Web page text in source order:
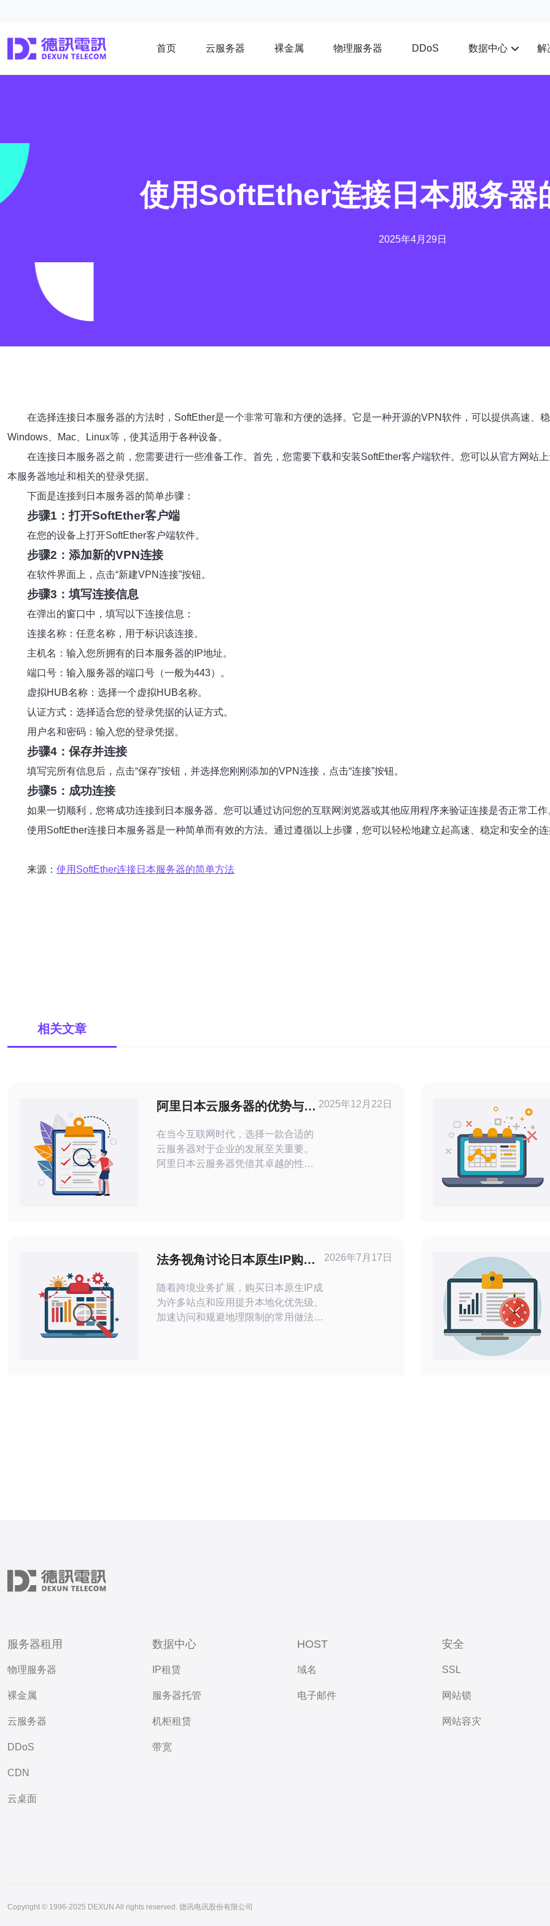
首页 云服务器 裸金属 物理服务器 DDoS 数据中心 解
使用SoftEther连接日本服务器
2025年4月29日
在选择连接日本服务器的方法时，SoftEther是一个非常可靠和方便的选择。它是一种开源的VPN软件，可以提供高速、
Windows、Mac、Linux等，使其适用于各种设备。
在连接日本服务器之前，您需要进行一些准备工作。首先，您需要下载和安装SoftEther客户端软件。您可以从官方网站
本服务器地址和相关的登录凭据。
下面是连接到日本服务器的简单步骤：
步骤1：打开SoftEther客户端
在您的设备上打开SoftEther客户端软件。
步骤2：添加新的VPN连接
在软件界面上，点击“新建VPN连接”按钮。
步骤3：填写连接信息
在弹出的窗口中，填写以下连接信息：
连接名称：任意名称，用于标识该连接。
主机名：输入您所拥有的日本服务器的IP地址。
端口号：输入服务器的端口号（一般为443）。
虚拟HUB名称：选择一个虚拟HUB名称。
认证方式：选择适合您的登录凭据的认证方式。
用户名和密码：输入您的登录凭据。
步骤4：保存并连接
填写完所有信息后，点击“保存”按钮，并选择您刚刚添加的VPN连接，点击“连接”按钮。
步骤5：成功连接
如果一切顺利，您将成功连接到日本服务器。您可以通过访问您的互联网浏览器或其他应用程序来验证连接是否正常工作
使用SoftEther连接日本服务器是一种简单而有效的方法。通过遵循以上步骤，您可以轻松地建立起高速、稳定和安全的
来源： 使用SoftEther连接日本服务器的简单方法
相关文章
阿里日本云服务器的优势与使
在当今互联网时代，选择一款合适的
云服务器对于企业的发展至关重要。
阿里日本云服务器凭借其卓越的性
与实际使用体验，帮助您做出明智的
选择。 阿里日本云服务器的性能优势
首先，我们来看看
2025年12月22日
法务视角讨论日本原生IP购买
随着跨境业务扩展，购买日本原生IP成
为许多站点和应用提升本地化优先级、
加速访问和规避地理限制的常用做法。
2026年7月17日
服务器租用
物理服务器
裸金属
云服务器
DDoS
CDN
云桌面
数据中心
IP租赁
服务器托管
机柜租赁
带宽
HOST
域名
电子邮件
安全
SSL
网站锁
网站容灾
Copyright © 1996-2025 DEXUN All rights reserved. 德讯电讯股份有限公司